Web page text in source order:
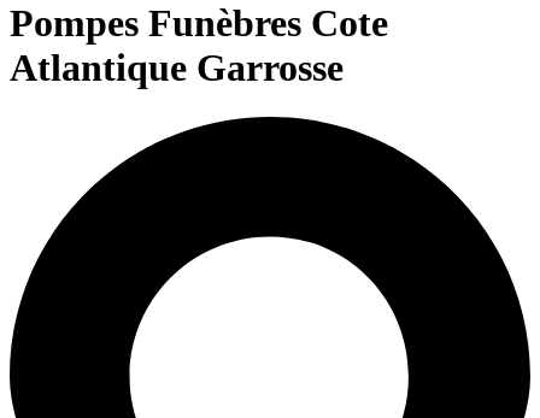
Pompes Funèbres Cote
Atlantique Garrosse